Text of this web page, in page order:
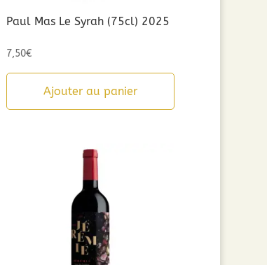
Paul Mas Le Syrah (75cl) 2025
7,50€
Ajouter au panier